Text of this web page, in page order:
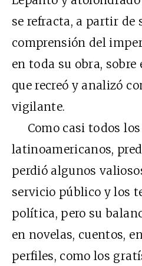
se refracta, a partir de
comprensión del
en toda su obra, sobre
que recreó y analizó
vigilante.
Como casi todos los
latinoamericanos,
perdió algunos
servicio público y los
política, pero su
en novelas, cuentos,
perfiles, como los